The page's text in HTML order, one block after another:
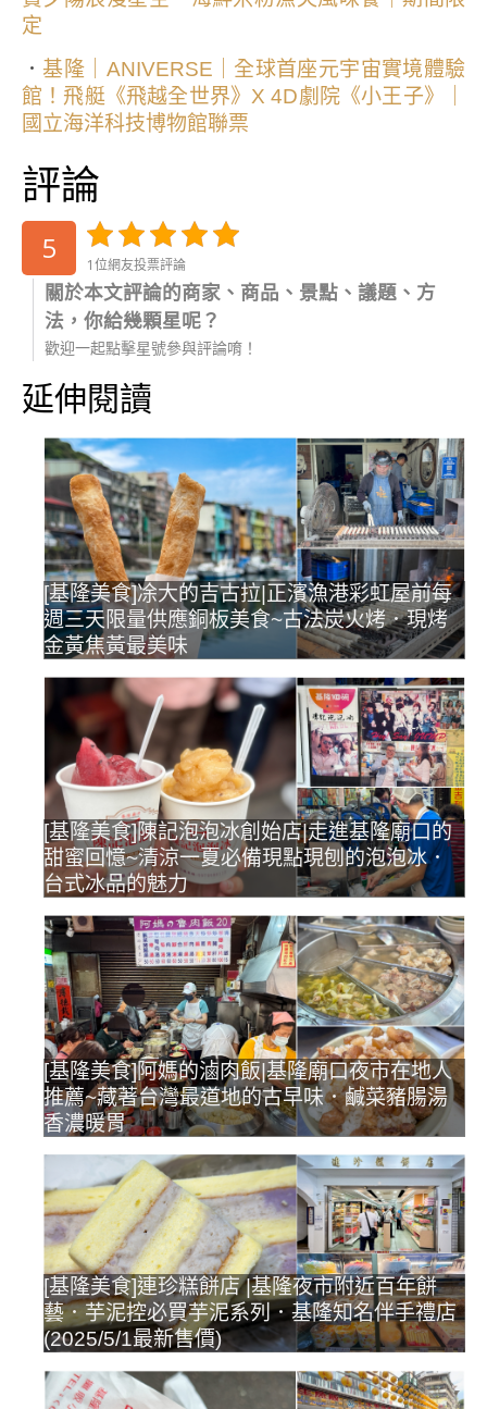
定
．基隆｜ANIVERSE｜全球首座元宇宙實境體驗
館！飛艇《飛越全世界》X 4D劇院《小王子》｜
國立海洋科技博物館聯票
評論
5 1位網友投票評論
關於本文評論的商家、商品、景點、議題、方
法，你給幾顆星呢？
歡迎一起點擊星號參與評論唷！
延伸閱讀
[基隆美食]凃大的吉古拉|正濱漁港彩虹屋前每
週三天限量供應銅板美食~古法炭火烤．現烤
金黃焦黃最美味
[基隆美食]陳記泡泡冰創始店|走進基隆廟口的
甜蜜回憶~清涼一夏必備現點現刨的泡泡冰．
台式冰品的魅力
[基隆美食]阿媽的滷肉飯|基隆廟口夜市在地人
推薦~藏著台灣最道地的古早味．鹹菜豬腸湯
香濃暖胃
[基隆美食]連珍糕餅店 |基隆夜市附近百年餅
藝．芋泥控必買芋泥系列．基隆知名伴手禮店
(2025/5/1最新售價)